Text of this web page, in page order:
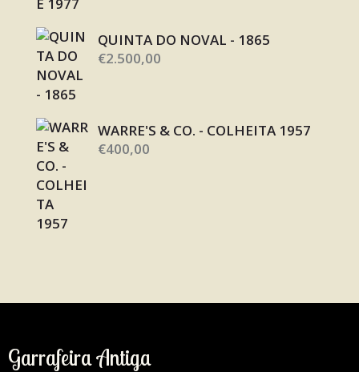
QUINTA DO NOVAL - 1865
€2.500,00
WARRE'S & CO. - COLHEITA 1957
€400,00
Garrafeira Antiga